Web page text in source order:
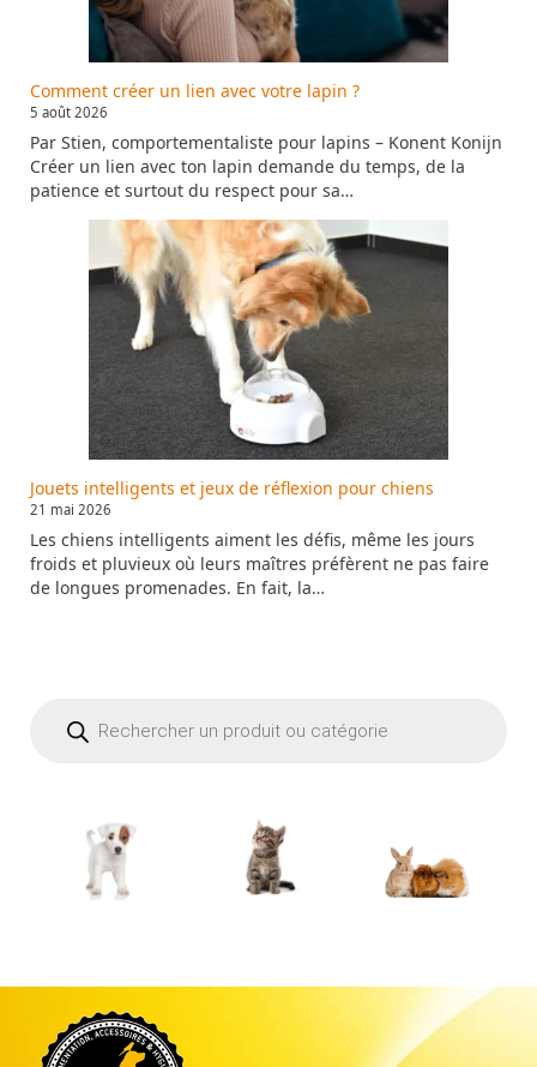
Comment créer un lien avec votre lapin ?
5 août 2026
Par Stien, comportementaliste pour lapins – Konent Konijn
Créer un lien avec ton lapin demande du temps, de la
patience et surtout du respect pour sa…
Jouets intelligents et jeux de réflexion pour chiens
21 mai 2026
Les chiens intelligents aiment les défis, même les jours
froids et pluvieux où leurs maîtres préfèrent ne pas faire
de longues promenades. En fait, la…
produits